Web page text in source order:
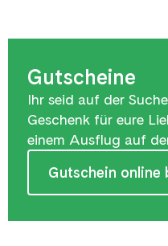
Gutscheine
Ihr seid auf der
Geschenk für eure
einem Ausflug auf
Gutschein online